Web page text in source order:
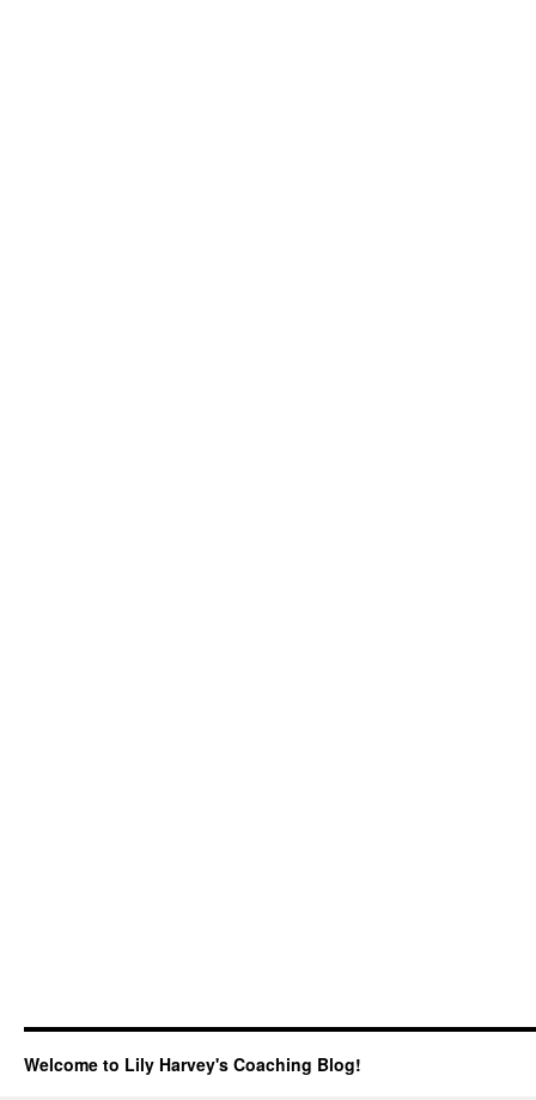
Welcome to Lily Harvey's Coaching Blog!